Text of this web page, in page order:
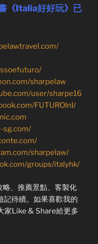
《Italia好好玩》已
sharpelaw
user/sharpe16
FUTUROInI/
sg.com/
sharpelaw/
groups/italyhk/
略、推薦景點、客製化
記待續。如果喜歡我的
家Like & Share給更多